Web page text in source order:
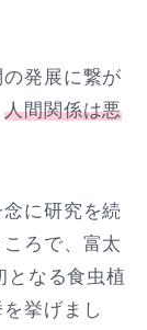
発展に繋が
人間関係は悪
に研究を続
ろで、富太
となる食虫植
挙げまし